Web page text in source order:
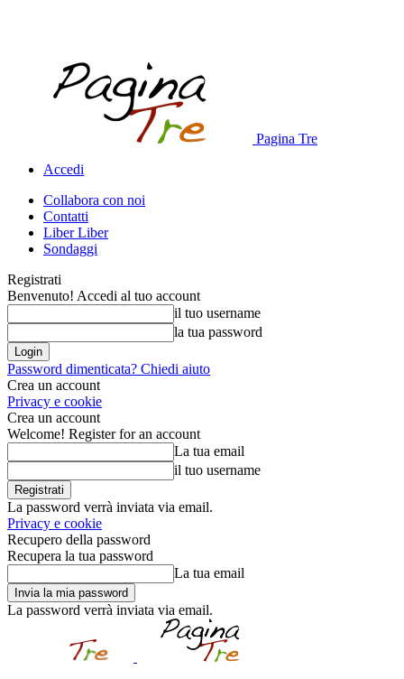
Pagina Tre
Accedi
Collabora con noi
Contatti
Liber Liber
Sondaggi
Registrati
Benvenuto! Accedi al tuo account
il tuo username
la tua password
Password dimenticata? Chiedi aiuto
Crea un account
Privacy e cookie
Crea un account
Welcome! Register for an account
La tua email
il tuo username
La password verrà inviata via email.
Privacy e cookie
Recupero della password
Recupera la tua password
La tua email
La password verrà inviata via email.